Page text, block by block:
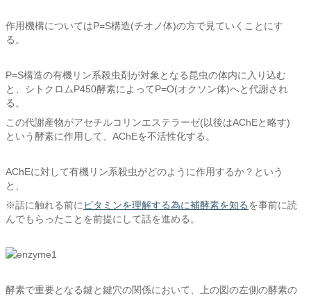
作用機構についてはP=S構造(チオノ体)の方で見ていくことにす
る。
P=S構造の有機リン系殺虫剤が対象となる昆虫の体内に入り込む
と、シトクロムP450酵素によってP=O(オクソン体)へと代謝され
る。
この代謝産物がアセチルコリンエステラーゼ(以後はAChEと略す)
という酵素に作用して、AChEを不活性化する。
AChEに対して有機リン系殺虫がどのように作用するか？という
と、
※話に触れる前に ビタミンを理解する為に補酵素を知るを事前に読
んでもらったことを前提にして話を進める。
酵素で重要となる鍵と鍵穴の関係において、上の図の左側の酵素の